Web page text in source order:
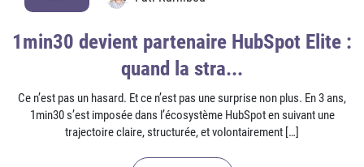
1min30 devient partenaire HubSpot Elite :
quand la stra...
Ce n’est pas un hasard. Et ce n’est pas une surprise non plus. En 3 ans,
1min30 s’est imposée dans l’écosystème HubSpot en suivant une
trajectoire claire, structurée, et volontairement […]